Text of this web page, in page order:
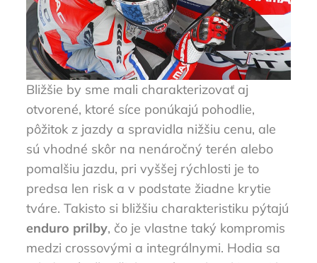
Bližšie by sme mali charakterizovať aj
otvorené, ktoré síce ponúkajú pohodlie,
pôžitok z jazdy a spravidla nižšiu cenu, ale
sú vhodné skôr na nenáročný terén alebo
pomalšiu jazdu, pri vyššej rýchlosti je to
predsa len risk a v podstate žiadne krytie
tváre. Takisto si bližšiu charakteristiku pýtajú
enduro prilby, čo je vlastne taký kompromis
medzi crossovými a integrálnymi. Hodia sa